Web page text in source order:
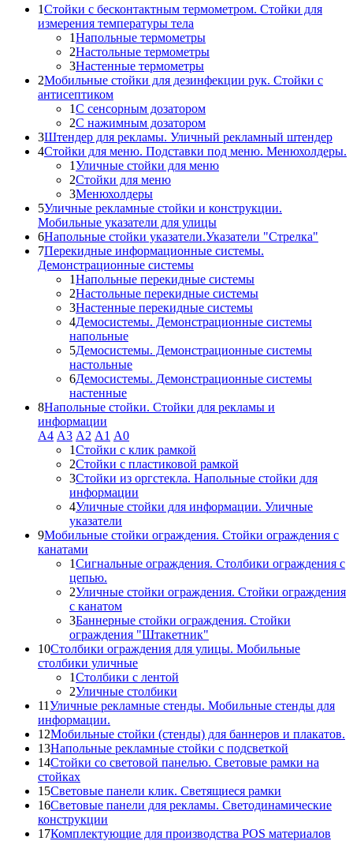
1Стойки с бесконтактным термометром. Стойки для
измерения температуры тела
1Напольные термометры
2Настольные термометры
3Настенные термометры
2Мобильные стойки для дезинфекции рук. Стойки с
антисептиком
1С сенсорным дозатором
2С нажимным дозатором
3Штендер для рекламы. Уличный рекламный штендер
4Стойки для меню. Подставки под меню. Менюхолдеры.
1Уличные стойки для меню
2Стойки для меню
3Менюхолдеры
5Уличные рекламные стойки и конструкции.
Мобильные указатели для улицы
6Напольные стойки указатели.Указатели "Стрелка"
7Перекидные информационные системы.
Демонстрационные системы
1Напольные перекидные системы
2Настольные перекидные системы
3Настенные перекидные системы
4Демосистемы. Демонстрационные системы
напольные
5Демосистемы. Демонстрационные системы
настольные
6Демосистемы. Демонстрационные системы
настенные
8Напольные стойки. Стойки для рекламы и
информации
А4 A3 А2 А1 А0
1Стойки с клик рамкой
2Стойки с пластиковой рамкой
3Стойки из оргстекла. Напольные стойки для
информации
4Уличные стойки для информации. Уличные
указатели
9Мобильные стойки ограждения. Стойки ограждения с
канатами
1Сигнальные ограждения. Столбики ограждения с
цепью.
2Уличные стойки ограждения. Стойки ограждения
с канатом
3Баннерные стойки ограждения. Стойки
ограждения "Штакетник"
10Столбики ограждения для улицы. Мобильные
столбики уличные
1Столбики с лентой
2Уличные столбики
11Уличные рекламные стенды. Мобильные стенды для
информации.
12Мобильные стойки (стенды) для баннеров и плакатов.
13Напольные рекламные стойки с подсветкой
14Стойки со световой панелью. Световые рамки на
стойках
15Световые панели клик. Светящиеся рамки
16Световые панели для рекламы. Светодинамические
конструкции
17Комплектующие для производства POS материалов